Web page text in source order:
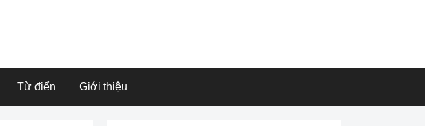
Từ điển Giới thiệu